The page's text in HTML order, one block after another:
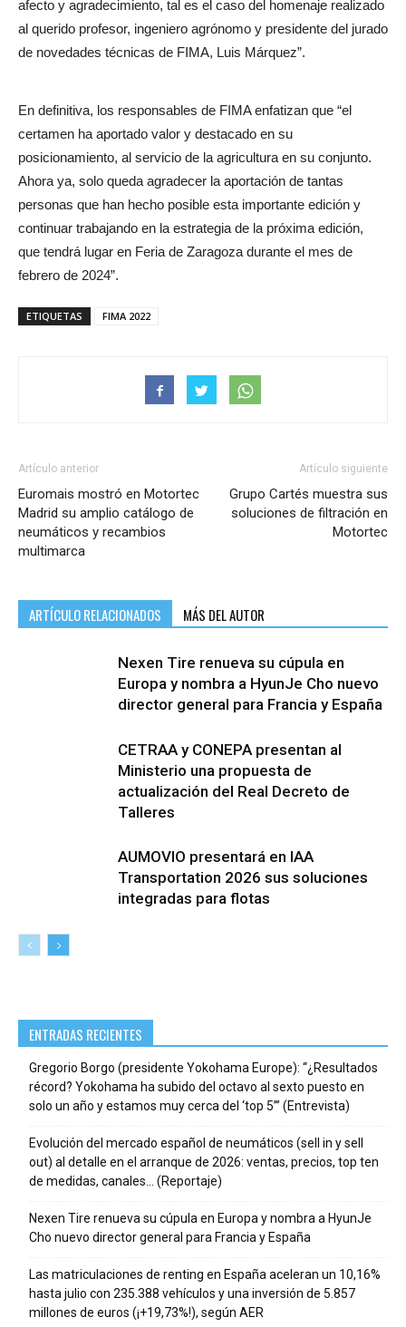
afecto y agradecimiento, tal es el caso del homenaje realizado
al querido profesor, ingeniero agrónomo y presidente del jurado
de novedades técnicas de FIMA, Luis Márquez”.
En definitiva, los responsables de FIMA enfatizan que “el
certamen ha aportado valor y destacado en su
posicionamiento, al servicio de la agricultura en su conjunto.
Ahora ya, solo queda agradecer la aportación de tantas
personas que han hecho posible esta importante edición y
continuar trabajando en la estrategia de la próxima edición,
que tendrá lugar en Feria de Zaragoza durante el mes de
febrero de 2024”.
ETIQUETAS FIMA 2022
Artículo anterior
Euromais mostró en Motortec
Madrid su amplio catálogo de
neumáticos y recambios
multimarca
Artículo siguiente
Grupo Cartés muestra sus
soluciones de filtración en
Motortec
ARTÍCULO RELACIONADOS MÁS DEL AUTOR
Nexen Tire renueva su cúpula en
Europa y nombra a HyunJe Cho nuevo
director general para Francia y España
CETRAA y CONEPA presentan al
Ministerio una propuesta de
actualización del Real Decreto de
Talleres
AUMOVIO presentará en IAA
Transportation 2026 sus soluciones
integradas para flotas
ENTRADAS RECIENTES
Gregorio Borgo (presidente Yokohama Europe): “¿Resultados
récord? Yokohama ha subido del octavo al sexto puesto en
solo un año y estamos muy cerca del ‘top 5’” (Entrevista)
Evolución del mercado español de neumáticos (sell in y sell
out) al detalle en el arranque de 2026: ventas, precios, top ten
de medidas, canales… (Reportaje)
Nexen Tire renueva su cúpula en Europa y nombra a HyunJe
Cho nuevo director general para Francia y España
Las matriculaciones de renting en España aceleran un 10,16%
hasta julio con 235.388 vehículos y una inversión de 5.857
millones de euros (¡+19,73%!), según AER